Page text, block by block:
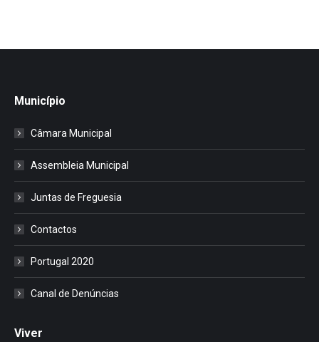
Município
Câmara Municipal
Assembleia Municipal
Juntas de Freguesia
Contactos
Portugal 2020
Canal de Denúncias
Viver